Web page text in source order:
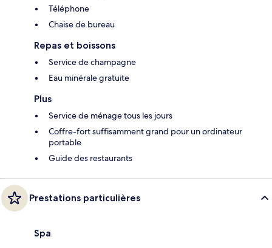
Téléphone
Chaise de bureau
Repas et boissons
Service de champagne
Eau minérale gratuite
Plus
Service de ménage tous les jours
Coffre-fort suffisamment grand pour un ordinateur
portable
Guide des restaurants
Prestations particulières
Spa